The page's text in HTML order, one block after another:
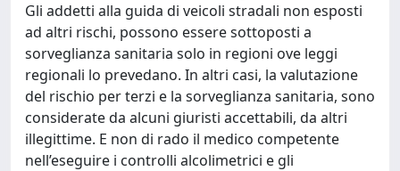
Gli addetti alla guida di veicoli stradali non esposti
ad altri rischi, possono essere sottoposti a
sorveglianza sanitaria solo in regioni ove leggi
regionali lo prevedano. In altri casi, la valutazione
del rischio per terzi e la sorveglianza sanitaria, sono
considerate da alcuni giuristi accettabili, da altri
illegittime. E non di rado il medico competente
nell’eseguire i controlli alcolimetrici e gli